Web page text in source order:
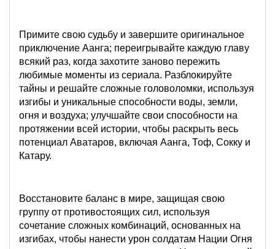
Примите свою судьбу и завершите оригинальное
приключение Аанга; переигрывайте каждую главу
всякий раз, когда захотите заново пережить
любимые моменты из сериала. Разблокируйте
тайны и решайте сложные головоломки, используя
изгибы и уникальные способности воды, земли,
огня и воздуха; улучшайте свои способности на
протяжении всей истории, чтобы раскрыть весь
потенциал Аватаров, включая Аанга, Тоф, Сокку и
Катару.
Восстановите баланс в мире, защищая свою
группу от противостоящих сил, используя
сочетание сложных комбинаций, основанных на
изгибах, чтобы нанести урон солдатам Нации Огня